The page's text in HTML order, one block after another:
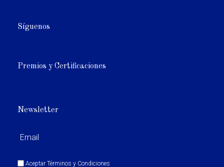
Síguenos
Premios y Certificaciones
Newsletter
AceptarTérminos y Condiciones